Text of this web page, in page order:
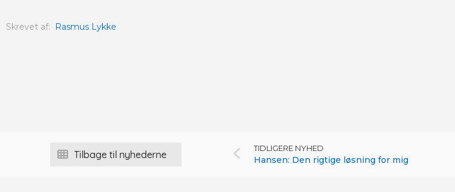
Skrevet af: Rasmus Lykke
Tilbage til nyhederne
TIDLIGERE NYHED
Hansen: Den rigtige løsning for mig